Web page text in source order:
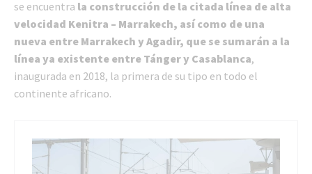
se encuentra la construcción de la citada línea de alta
velocidad Kenitra – Marrakech, así como de una
nueva entre Marrakech y Agadir, que se sumarán a la
línea ya existente entre Tánger y Casablanca,
inaugurada en 2018, la primera de su tipo en todo el
continente africano.